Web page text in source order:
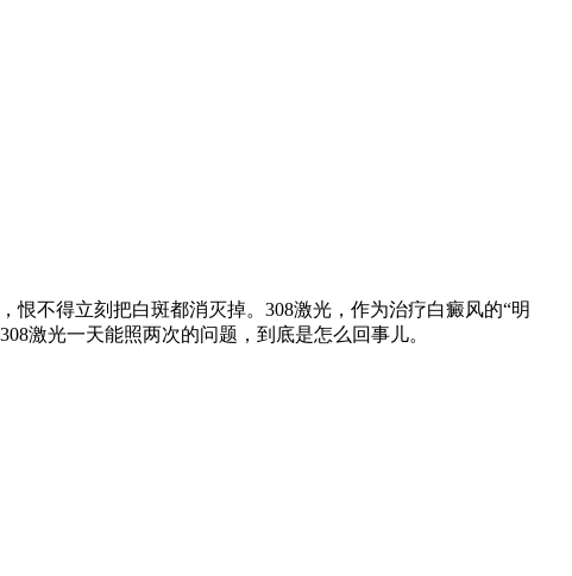
不得立刻把白斑都消灭掉。308激光，作为治疗白癜风的“明
激光一天能照两次的问题，到底是怎么回事儿。